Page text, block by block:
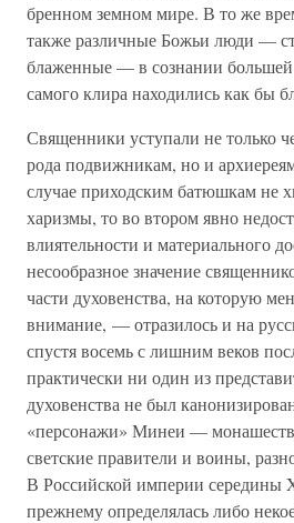
бренном земном мире. В то же
также различные Божьи люди —
блаженные — в сознании большей
самого клира находились как бы
Священники уступали не только
рода подвижникам, но и
случае приходским батюшкам не
харизмы, то во втором явно
влиятельности и материального
несообразное значение
части духовенства, на которую
внимание, — отразилось и на
спустя восемь с лишним веков
практически ни один из
духовенства не был
«персонажи» Минеи —
светские правители и воины,
В Российской империи середины
прежнему определялась либо